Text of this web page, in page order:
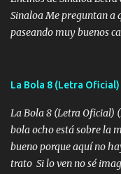
Sinaloa Me preguntan a
paseando muy buenos
miraban trabajando la
refo el cuero mientras
mi esposa no se ra'ja
tumbaron prisionero en
que estaban muy raros
La Bola 8 (Letra Oficial)
La Bola 8 (Letra Oficial)
bola ocho está sobre la
bueno porque aquí no
trato Si lo ven no sé